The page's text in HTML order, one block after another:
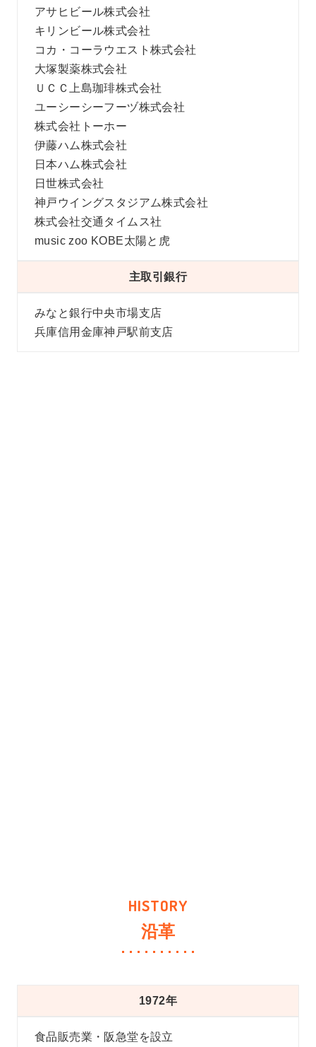
アサヒビール株式会社
キリンビール株式会社
コカ・コーラウエスト株式会社
大塚製薬株式会社
ＵＣＣ上島珈琲株式会社
ユーシーシーフーヅ株式会社
株式会社トーホー
伊藤ハム株式会社
日本ハム株式会社
日世株式会社
神戸ウイングスタジアム株式会社
株式会社交通タイムス社
music zoo KOBE太陽と虎
主取引銀行
みなと銀行中央市場支店
兵庫信用金庫神戸駅前支店
沿革
1972年
食品販売業・阪急堂を設立